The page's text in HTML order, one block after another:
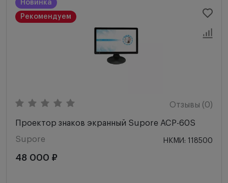
Новинка
Рекомендуем
Отзывы (0)
Проектор знаков экранный Supore ACP-60S
Supore
НКМИ: 118500
48 000 ₽